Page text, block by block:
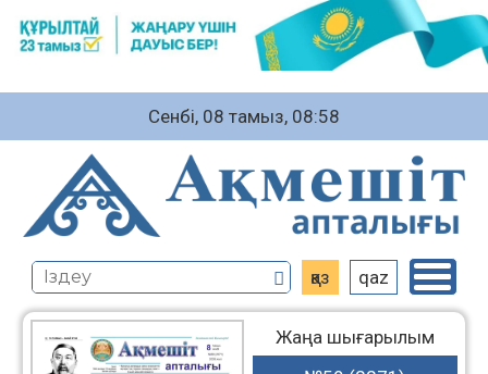
Сенбі, 08 тамыз, 08:58
қаз qaz
Жаңа шығарылым